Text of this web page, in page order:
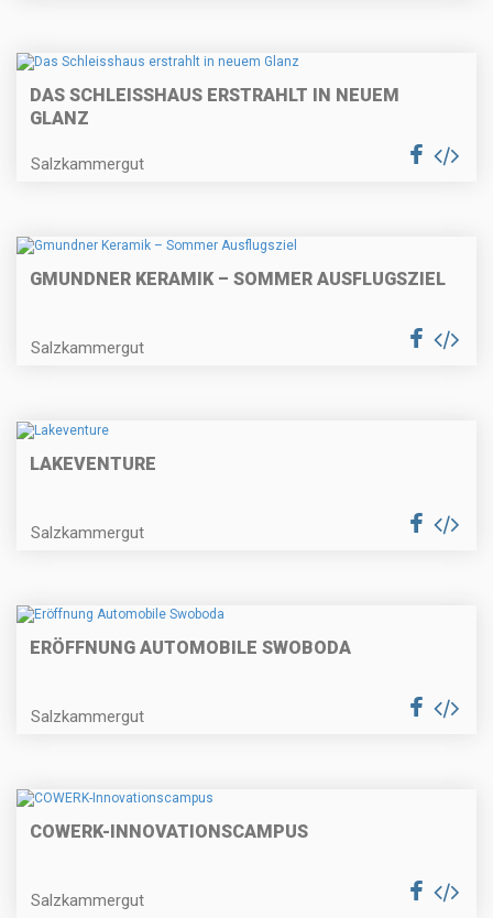
DAS SCHLEISSHAUS ERSTRAHLT IN NEUEM
GLANZ
Salzkammergut
GMUNDNER KERAMIK – SOMMER AUSFLUGSZIEL
Salzkammergut
LAKEVENTURE
Salzkammergut
ERÖFFNUNG AUTOMOBILE SWOBODA
Salzkammergut
COWERK-INNOVATIONSCAMPUS
Salzkammergut